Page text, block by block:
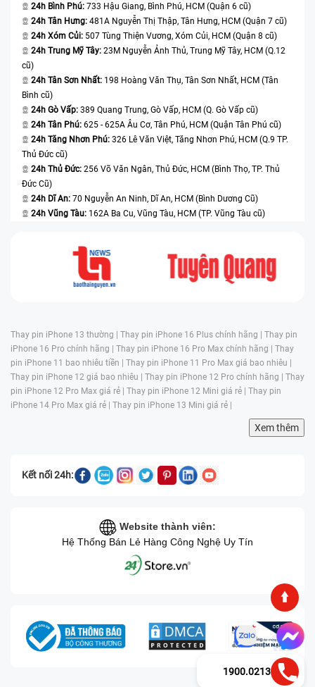
24h Bình Phú: 733 Hậu Giang, Bình Phú, HCM (Quận 6 cũ)
24h Tân Hưng: 481A Nguyễn Thị Thập, Tân Hưng, HCM (Quận 7 cũ)
24h Xóm Củi: 507 Tùng Thiện Vương, Xóm Củi, HCM (Quận 8 cũ)
24h Trung Mỹ Tây: 23M Nguyễn Ảnh Thủ, Trung Mỹ Tây, HCM (Q.12
cũ)
24h Tân Sơn Nhất: 198 Hoàng Văn Thụ, Tân Sơn Nhất, HCM (Tân
Bình cũ)
24h Gò Vấp: 389 Quang Trung, Gò Vấp, HCM (Q. Gò Vấp cũ)
24h Tân Phú: 625 - 625A Âu Cơ, Tân Phú, HCM (Quận Tân Phú cũ)
24h Tăng Nhơn Phú: 326 Lê Văn Việt, Tăng Nhơn Phú, HCM (Q.9 TP.
Thủ Đức cũ)
24h Thủ Đức: 256 Võ Văn Ngân, Thủ Đức, HCM (Bình Thọ, TP. Thủ
Đức Cũ)
24h Dĩ An: 70 Nguyễn An Ninh, Dĩ An, HCM (Bình Dương Cũ)
24h Vũng Tàu: 162A Ba Cu, Vũng Tàu, HCM (TP. Vũng Tàu cũ)
Thay pin iPhone 13 thường | Thay pin iPhone 16 Plus chính hãng | Thay pin
iPhone 16 Pro chính hãng | Thay pin iPhone 16 Pro Max chính hãng | Thay
pin iPhone 11 bao nhiêu tiền | Thay pin iPhone 11 Pro Max giá bao nhiêu |
Thay pin iPhone 12 giá bao nhiêu | Thay pin iPhone 12 Pro chính hãng | Thay
pin iPhone 12 Pro Max giá rẻ | Thay pin iPhone 12 Mini giá rẻ | Thay pin
iPhone 14 Pro Max giá rẻ | Thay pin iPhone 13 Mini giá rẻ |
Xem thêm
Kết nối 24h:
Website thành viên:
Hệ Thống Bán Lẻ Hàng Công Nghệ Uy Tín
1900.0213